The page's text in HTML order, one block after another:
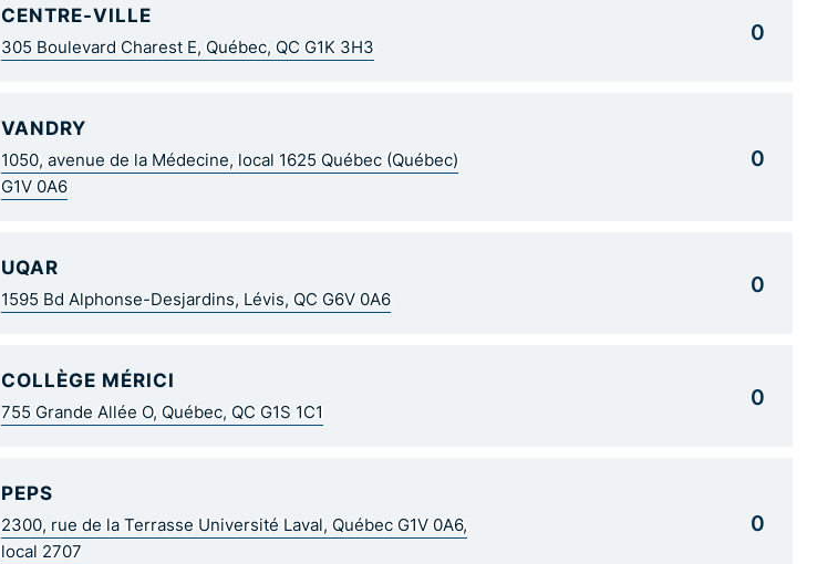
CENTRE-VILLE
305 Boulevard Charest E, Québec, QC G1K 3H3
0
VANDRY
1050, avenue de la Médecine, local 1625 Québec (Québec)
G1V 0A6
0
UQAR
1595 Bd Alphonse-Desjardins, Lévis, QC G6V 0A6
0
COLLÈGE MÉRICI
755 Grande Allée O, Québec, QC G1S 1C1
0
PEPS
2300, rue de la Terrasse Université Laval, Québec G1V 0A6,
local 2707
0